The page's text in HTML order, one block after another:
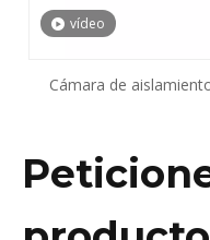
vídeo
Cámara de